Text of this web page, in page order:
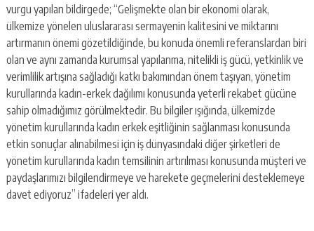
vurgu yapılan bildirgede; “Gelişmekte olan bir ekonomi olarak,
ülkemize yönelen uluslararası sermayenin kalitesini ve miktarını
artırmanın önemi gözetildiğinde, bu konuda önemli referanslardan biri
olan ve aynı zamanda kurumsal yapılanma, nitelikli iş gücü, yetkinlik ve
verimlilik artışına sağladığı katkı bakımından önem taşıyan, yönetim
kurullarında kadın-erkek dağılımı konusunda yeterli rekabet gücüne
sahip olmadığımız görülmektedir. Bu bilgiler ışığında, ülkemizde
yönetim kurullarında kadın erkek eşitliğinin sağlanması konusunda
etkin sonuçlar alınabilmesi için iş dünyasındaki diğer şirketleri de
yönetim kurullarında kadın temsilinin artırılması konusunda müşteri ve
paydaşlarımızı bilgilendirmeye ve harekete geçmelerini desteklemeye
davet ediyoruz” ifadeleri yer aldı.